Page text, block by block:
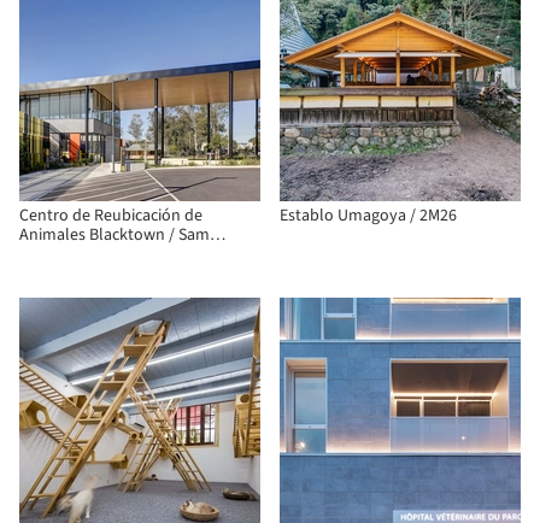
Centro de Reubicación de
Animales Blacktown / Sam
Establo Umagoya / 2M26